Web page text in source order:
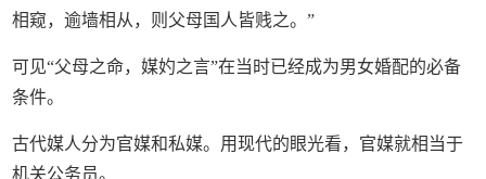
相窥，逾墙相从，则父母国人皆贱之。”
可见“父母之命，媒妁之言”在当时已经成为男女婚配的必备
条件。
古代媒人分为官媒和私媒。用现代的眼光看，官媒就相当于
机关公务员。